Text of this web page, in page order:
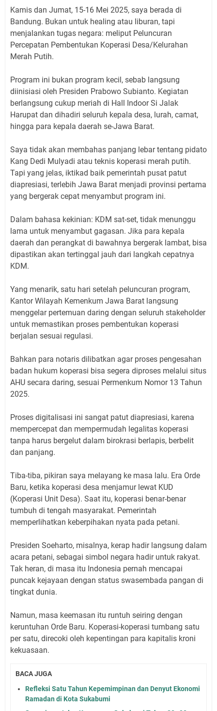
Kamis dan Jumat, 15-16 Mei 2025, saya berada di
Bandung. Bukan untuk healing atau liburan, tapi
menjalankan tugas negara: meliput Peluncuran
Percepatan Pembentukan Koperasi Desa/Kelurahan
Merah Putih.
Program ini bukan program kecil, sebab langsung
diinisiasi oleh Presiden Prabowo Subianto. Kegiatan
berlangsung cukup meriah di Hall Indoor Si Jalak
Harupat dan dihadiri seluruh kepala desa, lurah, camat,
hingga para kepala daerah se-Jawa Barat.
Saya tidak akan membahas panjang lebar tentang pidato
Kang Dedi Mulyadi atau teknis koperasi merah putih.
Tapi yang jelas, iktikad baik pemerintah pusat patut
diapresiasi, terlebih Jawa Barat menjadi provinsi pertama
yang bergerak cepat menyambut program ini.
Dalam bahasa kekinian: KDM sat-set, tidak menunggu
lama untuk menyambut gagasan. Jika para kepala
daerah dan perangkat di bawahnya bergerak lambat, bisa
dipastikan akan tertinggal jauh dari langkah cepatnya
KDM.
Yang menarik, satu hari setelah peluncuran program,
Kantor Wilayah Kemenkum Jawa Barat langsung
menggelar pertemuan daring dengan seluruh stakeholder
untuk memastikan proses pembentukan koperasi
berjalan sesuai regulasi.
Bahkan para notaris dilibatkan agar proses pengesahan
badan hukum koperasi bisa segera diproses melalui situs
AHU secara daring, sesuai Permenkum Nomor 13 Tahun
2025.
Proses digitalisasi ini sangat patut diapresiasi, karena
mempercepat dan mempermudah legalitas koperasi
tanpa harus bergelut dalam birokrasi berlapis, berbelit
dan panjang.
Tiba-tiba, pikiran saya melayang ke masa lalu. Era Orde
Baru, ketika koperasi desa menjamur lewat KUD
(Koperasi Unit Desa). Saat itu, koperasi benar-benar
tumbuh di tengah masyarakat. Pemerintah
memperlihatkan keberpihakan nyata pada petani.
Presiden Soeharto, misalnya, kerap hadir langsung dalam
acara petani, sebagai simbol negara hadir untuk rakyat.
Tak heran, di masa itu Indonesia pernah mencapai
puncak kejayaan dengan status swasembada pangan di
tingkat dunia.
Namun, masa keemasan itu runtuh seiring dengan
keruntuhan Orde Baru. Koperasi-koperasi tumbang satu
per satu, direcoki oleh kepentingan para kapitalis kroni
kekuasaan.
BACA JUGA
Refleksi Satu Tahun Kepemimpinan dan Denyut Ekonomi
Ramadan di Kota Sukabumi